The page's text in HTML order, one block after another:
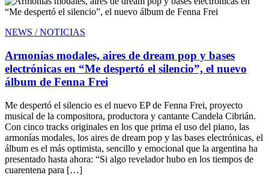
NEWS / NOTICIAS
Armonías modales, aires de dream pop y bases
electrónicas en “Me despertó el silencio”, el nuevo
álbum de Fenna Frei
Me despertó el silencio es el nuevo EP de Fenna Frei, proyecto
musical de la compositora, productora y cantante Candela Cibrián.
Con cinco tracks originales en los que prima el uso del piano, las
armonías modales, los aires de dream pop y las bases electrónicas, el
álbum es el más optimista, sencillo y emocional que la argentina ha
presentado hasta ahora: “Si algo revelador hubo en los tiempos de
cuarentena para […]